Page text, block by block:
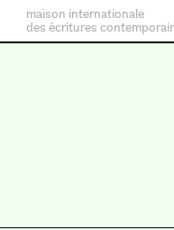
maison internationale
des écritures